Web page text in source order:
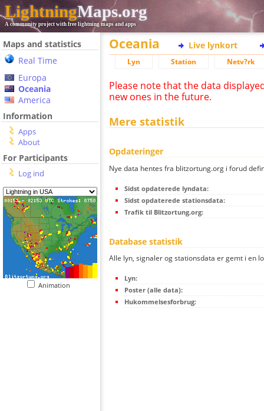
LightningMaps.org
A community project with free lightning maps and apps
Maps and statistics
Real Time
Europa
Oceania
America
Information
Apps
About
For Participants
Log ind
Animation
Oceania Live lynkort
Lyn Station Netv?rk
Please note that the data
new ones in the future.
Mere statistik
Opdateringer
Nye data hentes fra blitzortung.org i forud
Sidst opdaterede lyndata:
Sidst opdaterede stationsdata:
Trafik til Blitzortung.org:
Database statistik
Alle lyn, signaler og stationsdata er gemt i en
Lyn:
Poster (alle data):
Hukommelsesforbrug: